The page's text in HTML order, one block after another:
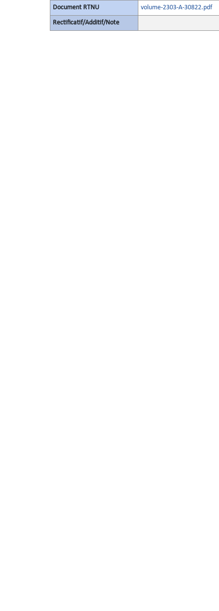
Document RTNU volume-2303-A-30822.pdf
Rectificatif/Additif/Note